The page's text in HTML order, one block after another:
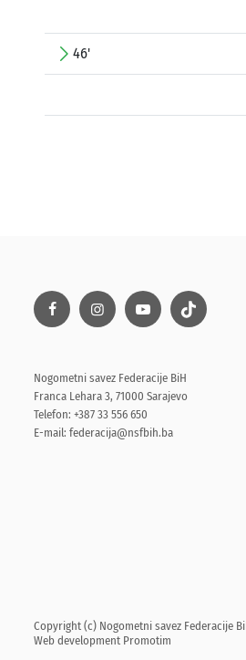
46'
Nogometni savez Federacije BiH
Franca Lehara 3, 71000 Sarajevo
Telefon: +387 33 556 650
E-mail: federacija@nsfbih.ba
Copyright (c) Nogometni savez Federacije
Web development Promotim